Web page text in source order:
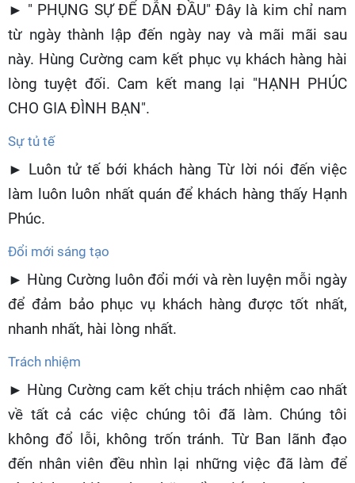
► " PHỤNG SỰ ĐỂ DẪN ĐẦU" Đây là kim chỉ nam
từ ngày thành lập đến ngày nay và mãi mãi sau
này. Hùng Cường cam kết phục vụ khách hàng hài
lòng tuyệt đối. Cam kết mang lại "HẠNH PHÚC
CHO GIA ĐÌNH BẠN".
Sự tủ tế
► Luôn tử tế bới khách hàng Từ lời nói đến việc
làm luôn luôn nhất quán để khách hàng thấy Hạnh
Phúc.
Đổi mới sáng tạo
► Hùng Cường luôn đổi mới và rèn luyện mỗi ngày
để đảm bảo phục vụ khách hàng được tốt nhất,
nhanh nhất, hài lòng nhất.
Trách nhiệm
► Hùng Cường cam kết chịu trách nhiệm cao nhất
về tất cả các việc chúng tôi đã làm. Chúng tôi
không đổ lỗi, không trốn tránh. Từ Ban lãnh đạo
đến nhân viên đều nhìn lại những việc đã làm để